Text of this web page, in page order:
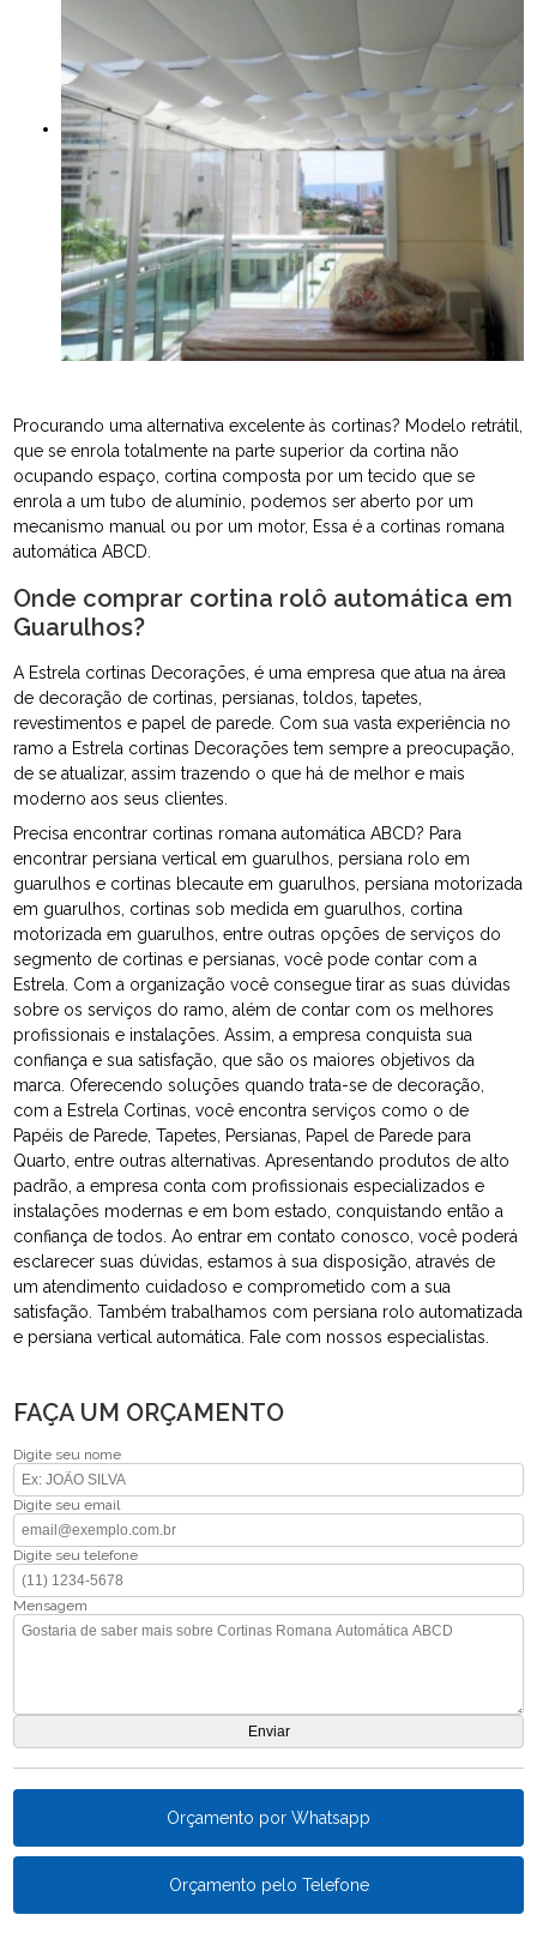
Procurando uma alternativa excelente às cortinas? Modelo retrátil,
que se enrola totalmente na parte superior da cortina não
ocupando espaço, cortina composta por um tecido que se
enrola a um tubo de alumínio, podemos ser aberto por um
mecanismo manual ou por um motor, Essa é a cortinas romana
automática ABCD.
Onde comprar cortina rolô automática em
Guarulhos?
A Estrela cortinas Decorações, é uma empresa que atua na área
de decoração de cortinas, persianas, toldos, tapetes,
revestimentos e papel de parede. Com sua vasta experiência no
ramo a Estrela cortinas Decorações tem sempre a preocupação,
de se atualizar, assim trazendo o que há de melhor e mais
moderno aos seus clientes.
Precisa encontrar cortinas romana automática ABCD? Para
encontrar persiana vertical em guarulhos, persiana rolo em
guarulhos e cortinas blecaute em guarulhos, persiana motorizada
em guarulhos, cortinas sob medida em guarulhos, cortina
motorizada em guarulhos, entre outras opções de serviços do
segmento de cortinas e persianas, você pode contar com a
Estrela. Com a organização você consegue tirar as suas dúvidas
sobre os serviços do ramo, além de contar com os melhores
profissionais e instalações. Assim, a empresa conquista sua
confiança e sua satisfação, que são os maiores objetivos da
marca. Oferecendo soluções quando trata-se de decoração,
com a Estrela Cortinas, você encontra serviços como o de
Papéis de Parede, Tapetes, Persianas, Papel de Parede para
Quarto, entre outras alternativas. Apresentando produtos de alto
padrão, a empresa conta com profissionais especializados e
instalações modernas e em bom estado, conquistando então a
confiança de todos. Ao entrar em contato conosco, você poderá
esclarecer suas dúvidas, estamos à sua disposição, através de
um atendimento cuidadoso e comprometido com a sua
satisfação. Também trabalhamos com persiana rolo automatizada
e persiana vertical automática. Fale com nossos especialistas.
FAÇA UM ORÇAMENTO
Digite seu nome
Digite seu email
Digite seu telefone
Mensagem
Orçamento por Whatsapp
Orçamento pelo Telefone